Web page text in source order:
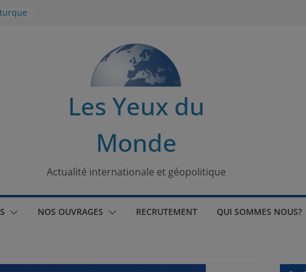
Les Yeux du
Monde
Actualité internationale et géopolitique
NOS OUVRAGES RECRUTEMENT QUI SOMMES NOUS?